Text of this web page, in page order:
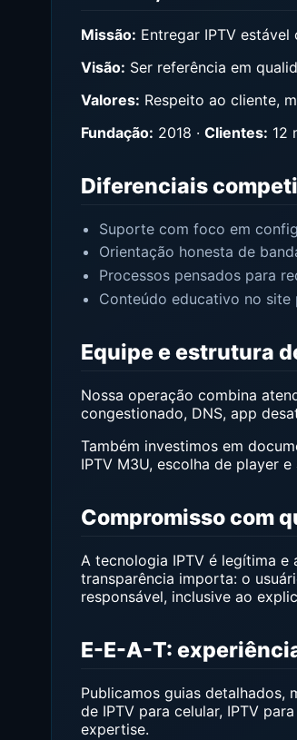
Missão: Entregar IPTV
Visão: Ser referência em
Valores: Respeito ao cliente,
Fundação: 2018 · Clientes: 12
Diferenciais
Suporte com foco em
Orientação honesta de
Processos pensados para
Conteúdo educativo no site
Equipe e estrutura
Nossa operação combina
congestionado, DNS, app
Também investimos em
IPTV M3U, escolha de player
Compromisso com
A tecnologia IPTV é legítima
transparência importa: o
responsável, inclusive ao
E-E-A-T:
Publicamos guias
de IPTV para celular, IPTV
expertise.